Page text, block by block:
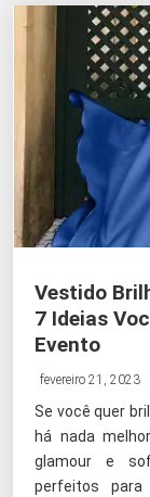
Vestido
7 Ideias
Evento
fevereiro 21, 2023
Se você quer
há nada
glamour e
perfeitos